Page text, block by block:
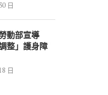
日
動部宣導
整」護身障
日